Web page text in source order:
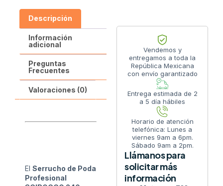
Descripción
Información
adicional
Preguntas
Frecuentes
Valoraciones (0)
El Serrucho de Poda
Profesional
Vendemos y
entregamos a toda la
República Mexicana
con envío garantizado
Entrega estimada de 2
a 5 día hábiles
Horario de atención
telefónica: Lunes a
viernes 9am a 6pm.
Sábado 9am a 2pm.
Llámanos para
solicitar más
información